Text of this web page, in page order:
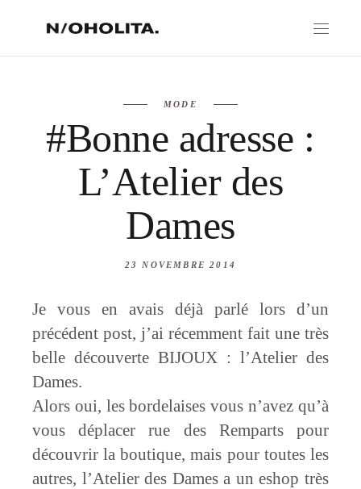
MODE
#Bonne adresse :
L’Atelier des
Dames
23 NOVEMBRE 2014
Je vous en avais déjà parlé lors d’un
précédent post, j’ai récemment fait une très
belle découverte BIJOUX : l’Atelier des
Dames.
Alors oui, les bordelaises vous n’avez qu’à
vous déplacer rue des Remparts pour
découvrir la boutique, mais pour toutes les
autres, l’Atelier des Dames a un eshop très